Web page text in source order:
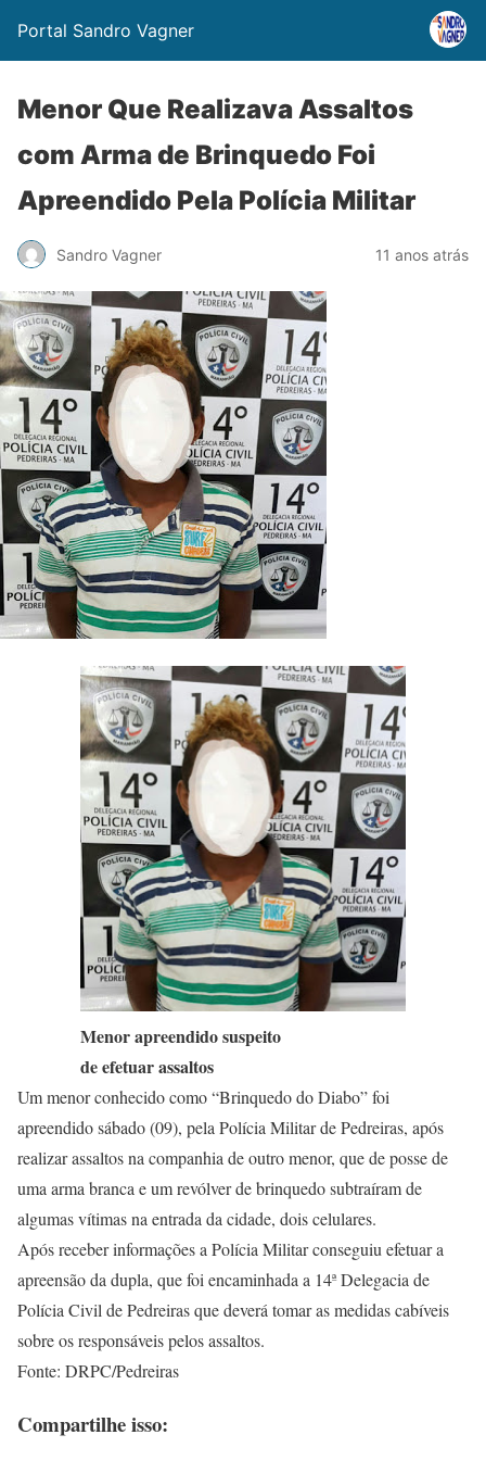
Portal Sandro Vagner
Menor Que Realizava Assaltos
com Arma de Brinquedo Foi
Apreendido Pela Polícia Militar
Sandro Vagner 11 anos atrás
Menor apreendido suspeito
de efetuar assaltos
Um menor conhecido como “Brinquedo do Diabo” foi
apreendido sábado (09), pela Polícia Militar de Pedreiras, após
realizar assaltos na companhia de outro menor, que de posse de
uma arma branca e um revólver de brinquedo subtraíram de
algumas vítimas na entrada da cidade, dois celulares.
Após receber informações a Polícia Militar conseguiu efetuar a
apreensão da dupla, que foi encaminhada a 14ª Delegacia de
Polícia Civil de Pedreiras que deverá tomar as medidas cabíveis
sobre os responsáveis pelos assaltos.
Fonte: DRPC/Pedreiras
Compartilhe isso: